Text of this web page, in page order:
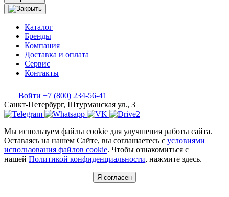
Каталог
Бренды
Компания
Доставка и оплата
Сервис
Контакты
Войти +7 (800) 234-56-41
Санкт-Петербург, Штурманская ул., 3
Мы используем файлы cookie для улучшения работы сайта.
Оставаясь на нашем Сайте, вы соглашаетесь с условиями
использования файлов cookie. Чтобы ознакомиться с
нашей Политикой конфиденциальности, нажмите здесь.
Я согласен